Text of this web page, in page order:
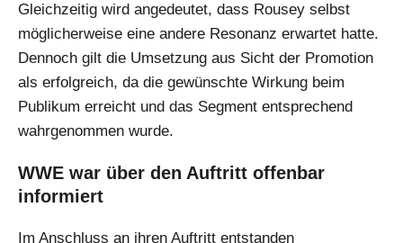
Gleichzeitig wird angedeutet, dass Rousey selbst
möglicherweise eine andere Resonanz erwartet hatte.
Dennoch gilt die Umsetzung aus Sicht der Promotion
als erfolgreich, da die gewünschte Wirkung beim
Publikum erreicht und das Segment entsprechend
wahrgenommen wurde.
WWE war über den Auftritt offenbar
informiert
Im Anschluss an ihren Auftritt entstanden